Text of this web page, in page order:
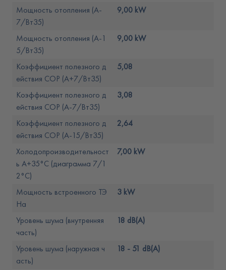
Мощность отопления (A-
7/Вт35)
9,00 kW
Мощность отопления (A-1
5/Вт35)
9,00 kW
Коэффициент полезного д
ействия COP (A+7/Вт35)
5,08
Коэффициент полезного д
ействия COP (A-7/Вт35)
3,08
Коэффициент полезного д
ействия COP (A-15/Вт35)
2,64
Холодопроизводительност
ь A+35°C (диаграмма 7/1
2°C)
7,00 kW
Мощность встроенного ТЭ
На
3 kW
Уровень шума (внутренняя
часть)
18 dB(A)
Уровень шума (наружная ч
асть)
18 - 51 dB(A)